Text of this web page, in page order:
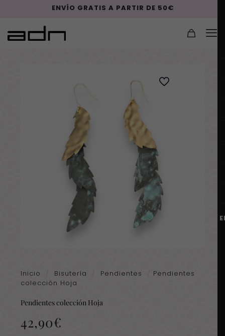
ENVÍO GRATIS A PARTIR DE 50€
Inicio Bisutería Pendientes
Pendientes
colección Hoja
Pendientes colección Hoja
42,90€